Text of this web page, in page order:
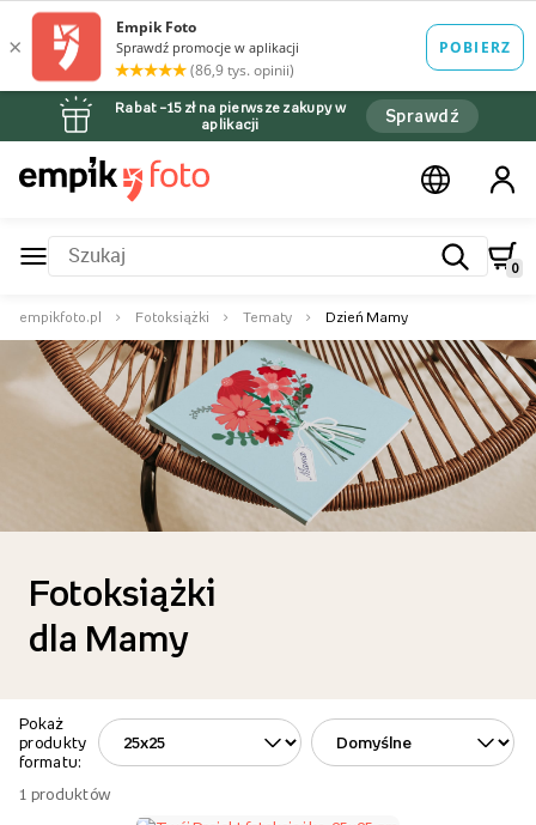
Rabat –15 zł na pierwsze zakupy w
aplikacji
Sprawdź
0
empikfoto.pl Fotoksiążki Tematy Dzień Mamy
Fotoksiążki
dla Mamy
Pokaż
produkty
formatu:
1 produktów